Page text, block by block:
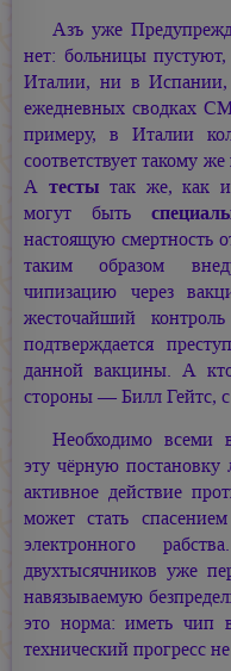
Азъ уже
нет: больницы
Италии, ни в Испании,
ежедневных сводках
примеру, в Италии
соответствует такому
А тесты так же, как
могут быть
настоящую смертность
таким образом
чипизацию через
жесточайший
подтверждается
данной вакцины. А
стороны — Билл Гейтс,
Необходимо всеми
эту чёрную
активное действие
может стать
электронного
двухтысячников уже
навязываемую
это норма: иметь чип
технический прогресс